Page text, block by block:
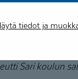
tiedot ja
Sari koulun